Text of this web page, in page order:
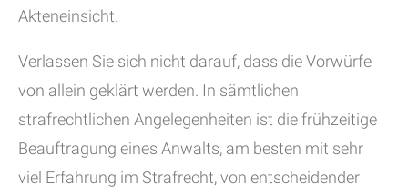
Akteneinsicht.
Verlassen Sie sich nicht darauf, dass die Vorwürfe
von allein geklärt werden. In sämtlichen
strafrechtlichen Angelegenheiten ist die frühzeitige
Beauftragung eines Anwalts, am besten mit sehr
viel Erfahrung im Strafrecht, von entscheidender